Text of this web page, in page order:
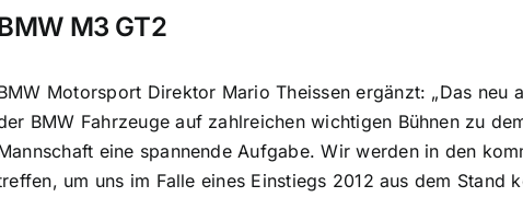
M3 GT2
Motorsport Direktor Mario Theissen ergänzt: „Das
BMW Fahrzeuge auf zahlreichen wichtigen Bühnen zu
eine spannende Aufgabe. Wir werden in den
um uns im Falle eines Einstiegs 2012 aus dem